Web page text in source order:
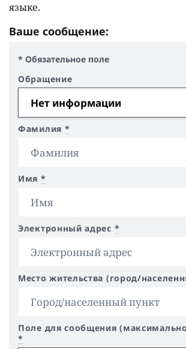
языке.
Ваше сообщение:
* Обязательное поле
Обращение
Фамилия *
Имя *
Электронный адрес *
Место жительства (город/
Поле для сообщения
*